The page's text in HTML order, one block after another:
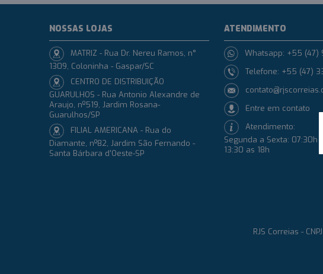
NOSSAS LOJAS
MATRIZ - Rua Dr. Nereu Ramos, n°
1309, Coloninha - Gaspar/SC
CENTRO DE DISTRIBUIÇÃO
GUARULHOS - Rua Antonio Alexandre de
Araujo, nº519, Jardim Rosana-
Guarulhos/SP
FILIAL AMERICANA - Rua do
Diamante, nº82, Jardim São Fernando -
Santa Bárbara d'Oeste-SP
ATENDIMENTO
Whatsapp: +55 (47)
Telefone: +55 (47)
Entre em contato
Atendimento:
Segunda a Sexta: 07:30h
13:30 as 18h
RJS Correias -